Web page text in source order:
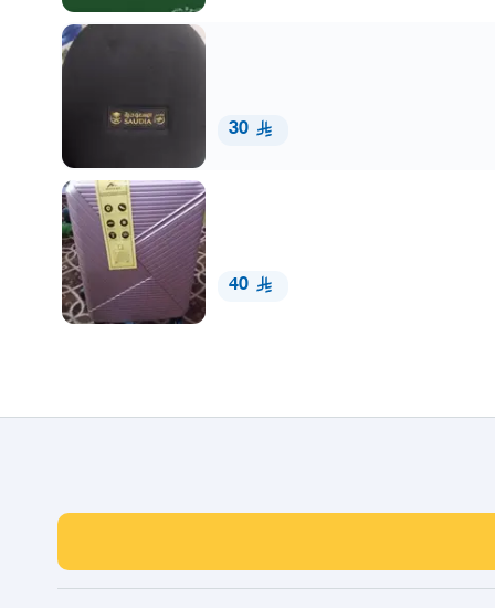
30
40